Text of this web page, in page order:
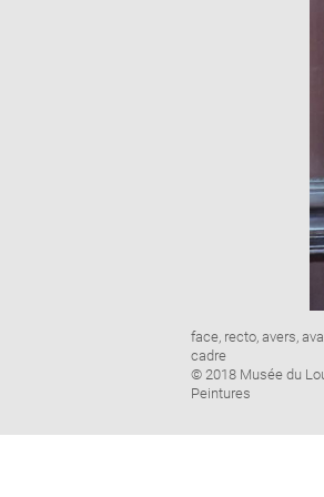
Image
caption:
face, recto, avers,
cadre
© 2018 Musée du
Peintures